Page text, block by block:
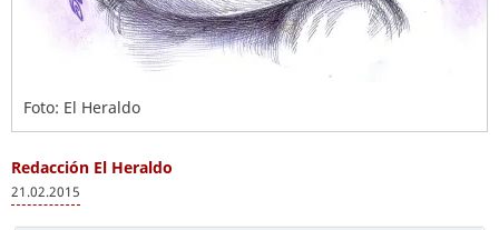
Foto: El Heraldo
Redacción El Heraldo
21.02.2015